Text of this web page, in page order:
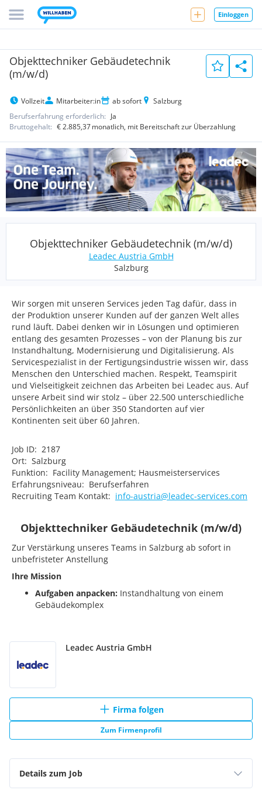
Einloggen
Objekttechniker Gebäudetechnik
(m/w/d)
Vollzeit Mitarbeiter:in ab sofort
Salzburg
Berufserfahrung erforderlich: Ja
Bruttogehalt: € 2.885,37monatlich, mit Bereitschaft zur Überzahlung
Leadec Austria GmbH
Firma folgen
Zum Firmenprofil
Details zum Job